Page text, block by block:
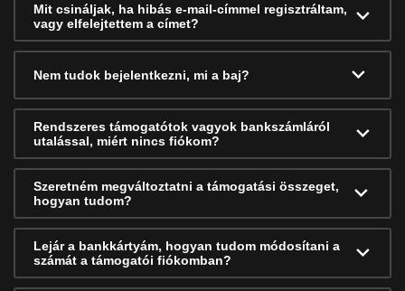
Mit csináljak, ha hibás e-mail-címmel regisztráltam,
vagy elfelejtettem a címet?
Nem tudok bejelentkezni, mi a baj?
Rendszeres támogatótok vagyok bankszámláról
utalással, miért nincs fiókom?
Szeretném megváltoztatni a támogatási összeget,
hogyan tudom?
Lejár a bankkártyám, hogyan tudom módosítani a
számát a támogatói fiókomban?